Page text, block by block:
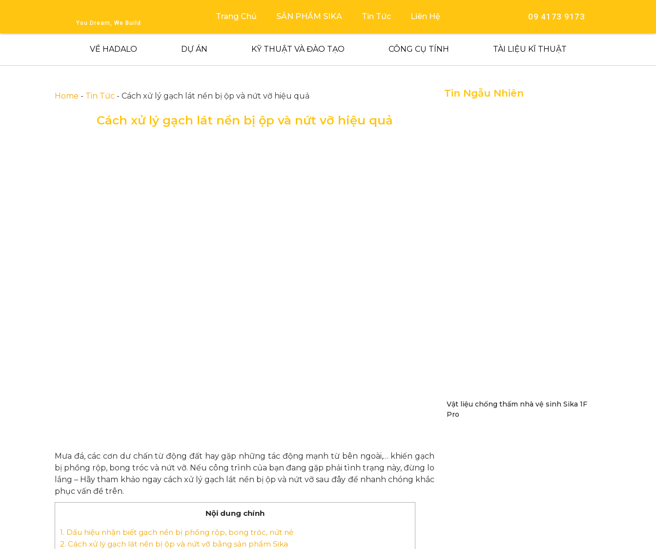
You Dream, We Build
Trang Chủ SẢN PHẨM SIKA Tin Tức Liên Hệ 09 4173 9173
VỀ HADALO DỰ ÁN KỸ THUẬT VÀ ĐÀO TẠO CÔNG CỤ TÍNH TÀI LIỆU KĨ THUẬT
Home - Tin Tức - Cách xử lý gạch lát nền bị ộp và nứt vỡ hiệu quả
Cách xử lý gạch lát nền bị ộp và nứt vỡ hiệu quả
Mưa đá, các cơn dư chấn từ động đất hay gặp những tác động mạnh từ bên ngoài,… khiến gạch
bị phồng rộp, bong tróc và nứt vỡ. Nếu công trình của bạn đang gặp phải tình trạng này, đừng lo
lắng – Hãy tham khảo ngay cách xử lý gạch lát nền bị ộp và nứt vỡ sau đây để nhanh chóng khắc
phục vấn đề trên.
Nội dung chính
1. Dấu hiệu nhận biết gạch nền bị phồng rộp, bong tróc, nứt nẻ
2. Cách xử lý gạch lát nền bị ộp và nứt vỡ bằng sản phẩm Sika
Tin Ngẫu Nhiên
Vật liệu chống thấm nhà vệ sinh Sika 1F
Pro